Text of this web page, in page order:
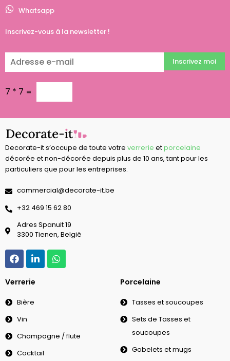
Whatsapp
Inscrivez-vous à la newsletter !
7 * 7 =
Inscrivez moi
Decorate-it s’occupe de toute votre verrerie etporcelaine
décorée et non-décorée depuis plus de 10 ans, tant pour les
particuliers que pour les entreprises.
commercial@decorate-it.be
‭+32 469 15 62 80‬
Adres Spanuit 19
3300 Tienen, België
Verrerie
Bière
Vin
Champagne / flute
Cocktail
Porcelaine
Tasses et soucoupes
Sets de Tasses et
soucoupes
Gobelets et mugs